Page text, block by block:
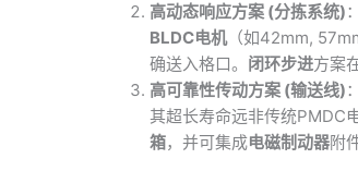
高动态响应方案 (分拣系统)
BLDC电机（如42mm,
确送入格口。 闭环步进方案
高可靠性传动方案 (输送线)
其超长寿命远非传统PMDC
箱，并可集成电磁制动器附